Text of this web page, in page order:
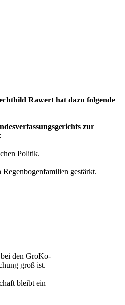
Rawert hat dazu folgende
zur
:
Politik.
gestärkt.
bei den GroKo-
groß ist.
bleibt ein